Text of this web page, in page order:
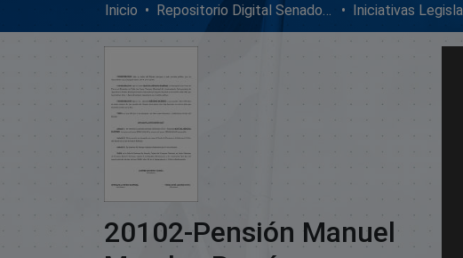
Inicio Repositorio Digital SenadoRD Iniciativas
20102-Pensión Manuel